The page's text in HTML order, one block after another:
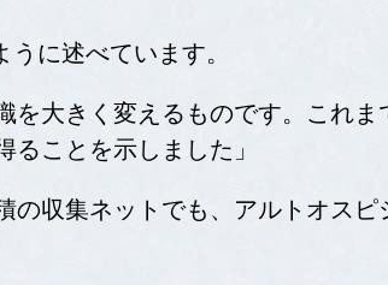
に述べています。
を大きく変えるものです。これ
ことを示しました」
収集ネットでも、アルトオス